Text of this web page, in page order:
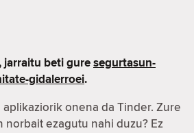
jarraitu beti guresegurtasun-
gidalerroei.
onena da Tinder. Zure
ezagutu nahi duzu? Ez